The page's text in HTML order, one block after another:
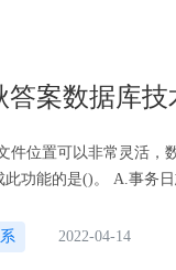
答案数据库
件位置可以非常灵活
B.文件组答案：B ------------------
课程编号时，必须相应
2022-04-14